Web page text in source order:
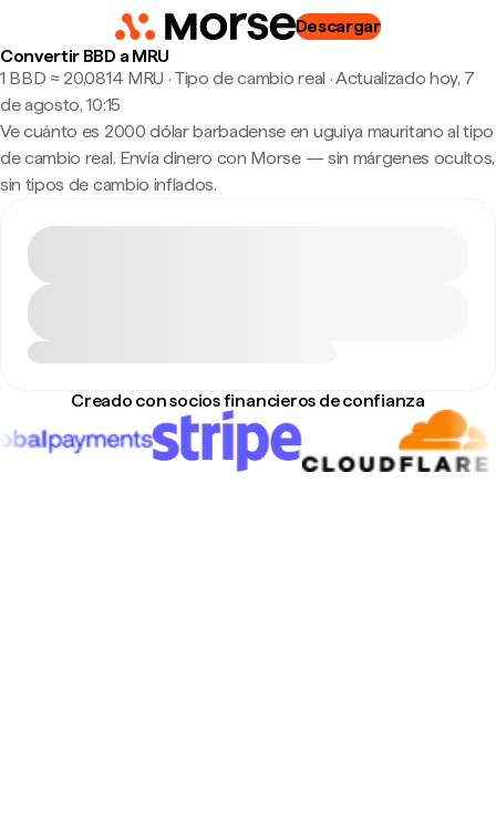
Descargar
Convertir BBD a MRU
1 BBD ≈ 20,0814 MRU · Tipo de cambio real ·Actualizado hoy, 7
de agosto, 10:15
Ve cuánto es 2000 dólar barbadense en uguiya mauritano al tipo
de cambio real. Envía dinero con Morse — sin márgenes ocultos,
sin tipos de cambio inflados.
Creado con socios financieros de confianza